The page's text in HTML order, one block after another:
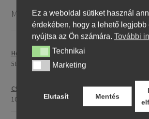
Motorkerékpár gumiabroncsok
Heidenau 5.00 - 16 76P P29 TT
58243,46 Ft
CST C-186 3.00 - 23 59P TT (első/hátsó)
107396,28 Ft
Ez a weboldal sütiket használ
érdekében, hogy a lehető legjobb
nyújtsa az Ön számára. További
TechnikaiTechnikai
MarketingMarketing
Elutasít Mentés